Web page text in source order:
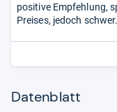
positive Empfehlung,
Preises, jedoch
Datenblatt